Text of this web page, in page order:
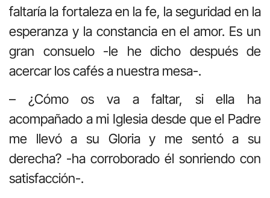
faltaría la fortaleza en la fe, la seguridad en la
esperanza y la constancia en el amor. Es un
gran consuelo -le he dicho después de
acercar los cafés a nuestra mesa-.
– ¿Cómo os va a faltar, si ella ha
acompañado a mi Iglesia desde que el Padre
me llevó a su Gloria y me sentó a su
derecha? -ha corroborado él sonriendo con
satisfacción-.